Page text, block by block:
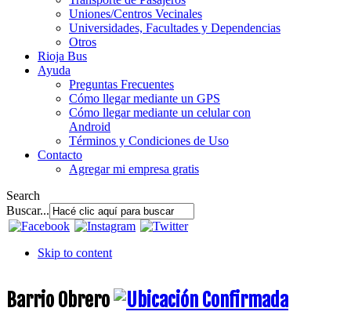
Uniones/Centros Vecinales
Universidades, Facultades y Dependencias
Otros
Rioja Bus
Ayuda
Preguntas Frecuentes
Cómo llegar mediante un GPS
Cómo llegar mediante un celular con
Android
Términos y Condiciones de Uso
Contacto
Agregar mi empresa gratis
Search
Buscar...
Skip to content
Barrio Obrero